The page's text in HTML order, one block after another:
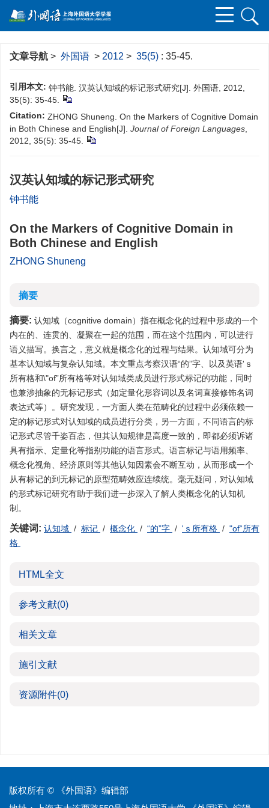
文章导航 > 外国语 > 2012 > 35(5) : 35-45.
引用本文: 钟书能. 汉英认知域的标记形式研究[J]. 外国语, 2012,
35(5): 35-45.
Citation: ZHONG Shuneng. On the Markers of Cognitive Domain
in Both Chinese and English[J]. Journal of Foreign Languages
2012, 35(5): 35-45.
汉英认知域的标记形式研究
钟书能
On the Markers of Cognitive Domain in
Both Chinese and English
ZHONG Shuneng
摘要
摘要: 认知域（cognitive domain）指在概念化的过程中形成的一个
内在的、连贯的、凝聚在一起的范围，而在这个范围内，可以进行
语义描写。换言之，意义就是概念化的过程与结果。认知域可分为
基本认知域与复杂认知域。本文重点考察汉语“的”字、以及英语'ｓ
所有格和\"of”所有格等对认知域类成员进行形式标记的功能，同时
也兼涉抽象的无标记形式（如定量化形容词以及名词直接修饰名词
表达式等）。研究发现，一方面人类在范畴化的过程中必须依赖一
定的标记形式对认知域的成员进行分类，另一方面，不同语言的标
记形式尽管千姿百态，但其认知规律是高度一致的，即都必须诉诸
具有指示、定量化等指别功能的语言形式。语言标记与语用频率、
概念化视角、经济原则等其他认知因素会不断互动，从而形成一个
从有标记的到无标记的原型范畴效应连续统。毫无疑问，对认知域
的形式标记研究有助于我们进一步深入了解人类概念化的认知机
制。
关键词: 认知域 / 标记 / 概念化 / “的”字 / 'ｓ所有格 / "of“所有
格
HTML全文
参考文献(0)
相关文章
施引文献
资源附件(0)
版权所有 © 《外国语》编辑部